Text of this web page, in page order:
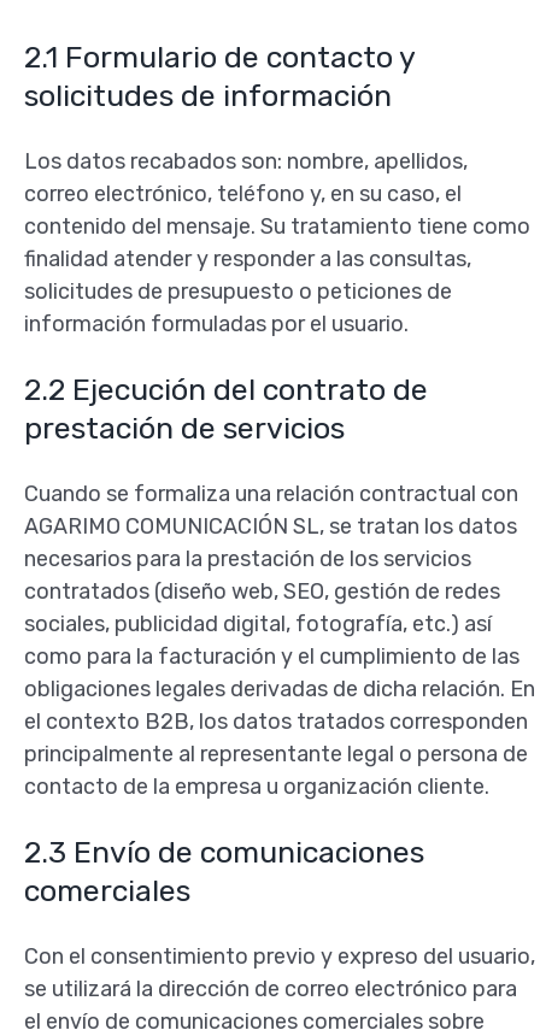
2.1 Formulario de contacto y
solicitudes de información
Los datos recabados son: nombre, apellidos,
correo electrónico, teléfono y, en su caso, el
contenido del mensaje. Su tratamiento tiene como
finalidad atender y responder a las consultas,
solicitudes de presupuesto o peticiones de
información formuladas por el usuario.
2.2 Ejecución del contrato de
prestación de servicios
Cuando se formaliza una relación contractual con
AGARIMO COMUNICACIÓN SL, se tratan los datos
necesarios para la prestación de los servicios
contratados (diseño web, SEO, gestión de redes
sociales, publicidad digital, fotografía, etc.) así
como para la facturación y el cumplimiento de las
obligaciones legales derivadas de dicha relación. En
el contexto B2B, los datos tratados corresponden
principalmente al representante legal o persona de
contacto de la empresa u organización cliente.
2.3 Envío de comunicaciones
comerciales
Con el consentimiento previo y expreso del usuario,
se utilizará la dirección de correo electrónico para
el envío de comunicaciones comerciales sobre